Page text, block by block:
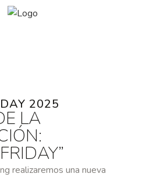
2025
LA
realizaremos una nueva